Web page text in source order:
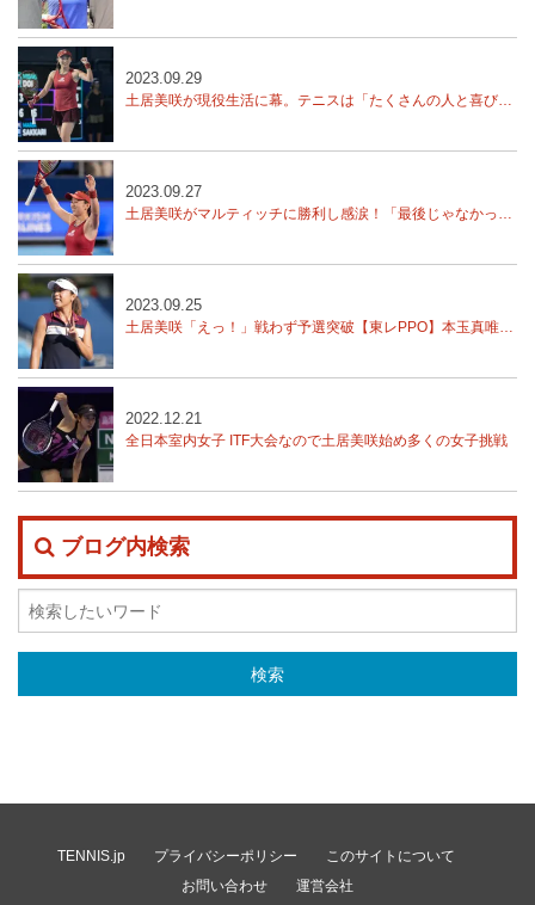
土居美咲が現役生活に幕。テニスは「たくさんの人と喜びを共有できる、凄く素晴らしいスポーツ」【東レPPO】
2023.09.29
土居美咲がマルティッチに勝利し感涙！「最後じゃなかった！」【東レPPO】
2023.09.27
土居美咲「えっ！」戦わず予選突破【東レPPO】本玉真唯、西郷里奈、川口夏実予選突破
2023.09.25
全日本室内女子 ITF大会なので土居美咲始め多くの女子挑戦
2022.12.21
ブログ内検索
TENNIS.jp プライバシーポリシー
このサイトについて
お問い合わせ
運営会社